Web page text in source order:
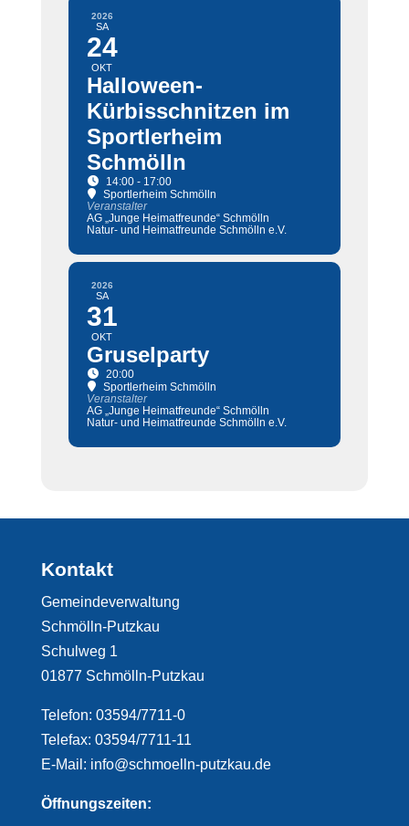
2026
SA
24
OKT
Halloween-
Kürbisschnitzen im
Sportlerheim
Schmölln
14:00 - 17:00
Sportlerheim Schmölln
Veranstalter
AG „Junge Heimatfreunde“ Schmölln
Natur- und Heimatfreunde Schmölln e.V.
2026
SA
31
OKT
Gruselparty
20:00
Sportlerheim Schmölln
Veranstalter
AG „Junge Heimatfreunde“ Schmölln
Natur- und Heimatfreunde Schmölln e.V.
Kontakt
Gemeindeverwaltung
Schmölln-Putzkau
Schulweg 1
01877 Schmölln-Putzkau
Telefon: 03594/7711-0
Telefax: 03594/7711-11
E-Mail: info@schmoelln-putzkau.de
Öffnungszeiten: